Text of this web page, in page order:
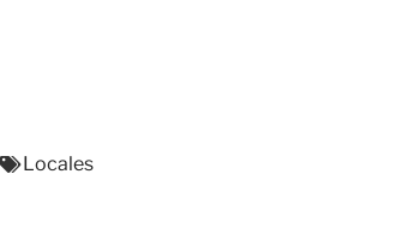
Locales